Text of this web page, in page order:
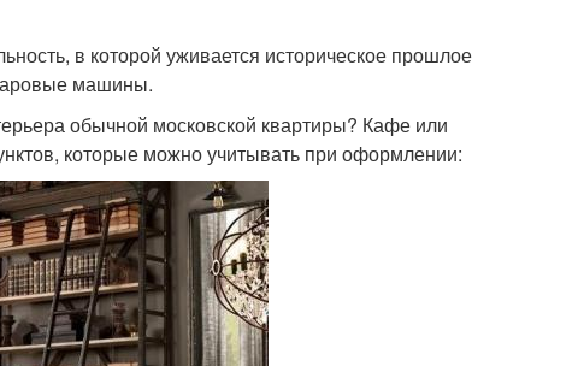
в которой уживается историческое прошлое
машины.
обычной московской квартиры? Кафе или
которые можно учитывать при оформлении: